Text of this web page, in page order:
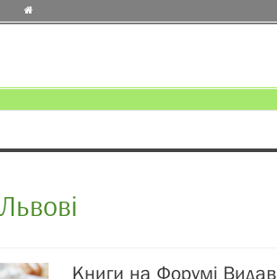
Книги на Форумі